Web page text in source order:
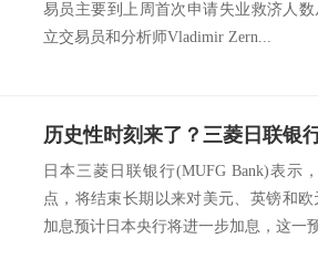
易员主要到上周首次申请失业救济人数
立交易员和分析师Vladimir Zern...
历史性时刻来了？三菱日联银
日本三菱日联银行(MUFG Bank)表示
点，将结束长期以来对美元、英镑和
加息预计日本央行将进一步加息，这一